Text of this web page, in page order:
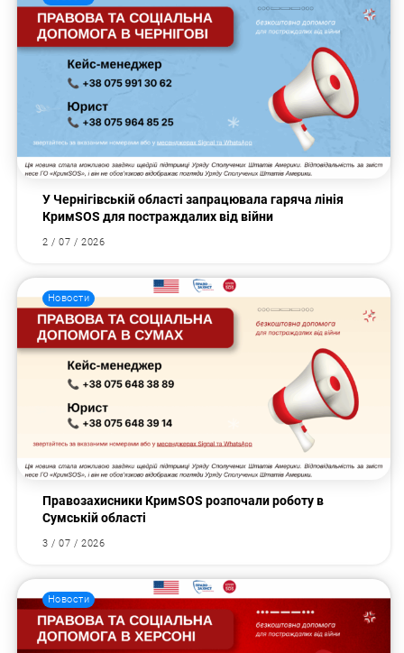
У Чернігівській області запрацювала гаряча лінія
КримSOS для постраждалих від війни
2 / 07 / 2026
Новости
Правозахисники КримSOS розпочали роботу в
Сумській області
3 / 07 / 2026
Новости